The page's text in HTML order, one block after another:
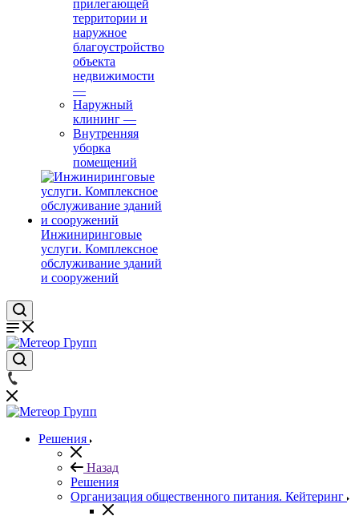
прилегающей
территории и
наружное
благоустройство
объекта
недвижимости
—
Наружный
клининг —
Внутренняя
уборка
помещений
Инжиниринговые
услуги. Комплексное
обслуживание зданий
и сооружений
Решения
Назад
Решения
Организация общественного питания. Кейтеринг